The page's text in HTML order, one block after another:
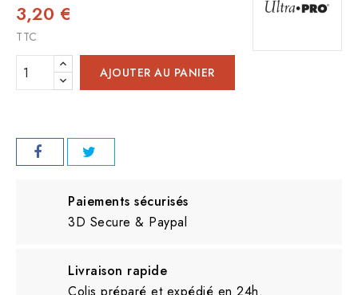
3,20 €
TTC
AJOUTER AU PANIER
Paiements sécurisés
3D Secure & Paypal
Livraison rapide